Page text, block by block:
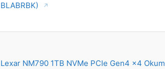
BLABRBK)
Lexar NM790 1TB NVMe PCIe Gen4 x4